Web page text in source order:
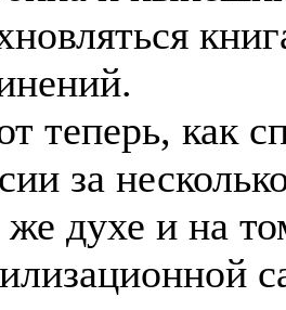
теперь, как
за
духе и на